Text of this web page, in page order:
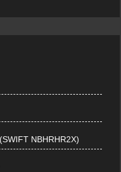
NBHRHR2X)